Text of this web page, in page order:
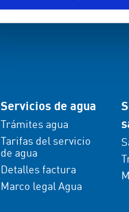
Servicios de agua
Trámites agua
Tarifas del servicio
de agua
Detalles factura
Marco legal Agua